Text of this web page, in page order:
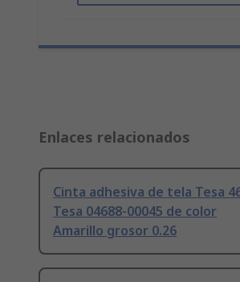
Enlaces relacionados
Cinta adhesiva de tela Tesa
Tesa 04688-00045 de color
Amarillo grosor 0.26